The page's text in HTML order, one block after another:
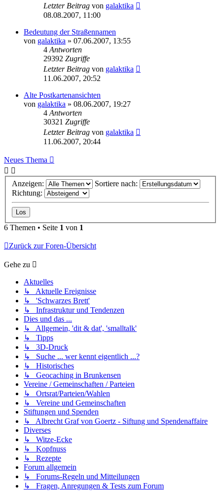
Letzter Beitrag von galaktika
08.08.2007, 11:00
Bedeutung der Straßennamen
von galaktika » 07.06.2007, 13:55
4 Antworten
29392 Zugriffe
Letzter Beitrag von galaktika
11.06.2007, 20:52
Alte Postkartenansichten
von galaktika » 08.06.2007, 19:27
4 Antworten
30321 Zugriffe
Letzter Beitrag von galaktika
11.06.2007, 20:44
Neues Thema
Anzeigen:
Sortiere nach:
Richtung:
6 Themen • Seite 1 von 1
Zurück zur Foren-Übersicht
Gehe zu
Aktuelles
↳ Aktuelle Ereignisse
↳ 'Schwarzes Brett'
↳ Infrastruktur und Tendenzen
Dies und das ...
↳ Allgemein, 'dit & dat', 'smalltalk'
↳ Tipps
↳ 3D-Druck
↳ Suche ... wer kennt eigentlich ...?
↳ Historisches
↳ Geocaching in Brunkensen
Vereine / Gemeinschaften / Parteien
↳ Ortsrat/Parteien/Wahlen
↳ Vereine und Gemeinschaften
Stiftungen und Spenden
↳ Albrecht Graf von Goertz - Siftung und Spendenaffaire
Diverses
↳ Witze-Ecke
↳ Kopfnuss
↳ Rezepte
Forum allgemein
↳ Forums-Regeln und Mitteilungen
↳ Fragen, Anregungen & Tests zum Forum